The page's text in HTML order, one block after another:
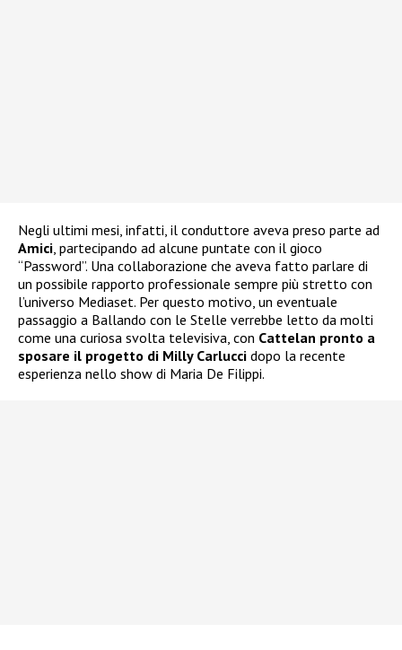
Negli ultimi mesi, infatti, il conduttore aveva preso parte ad
Amici, partecipando ad alcune puntate con il gioco
“Password”. Una collaborazione che aveva fatto parlare di
un possibile rapporto professionale sempre più stretto con
l’universo Mediaset. Per questo motivo, un eventuale
passaggio a Ballando con le Stelle verrebbe letto da molti
come una curiosa svolta televisiva, con Cattelan pronto a
sposare il progetto di Milly Carlucci dopo la recente
esperienza nello show di Maria De Filippi.